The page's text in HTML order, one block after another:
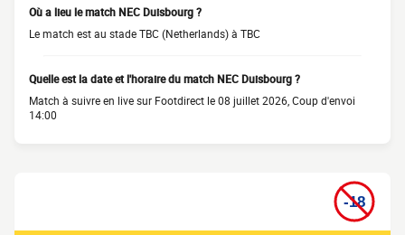
Où a lieu le match NEC Duisbourg ?
Le match est au stade TBC (Netherlands) à TBC
Quelle est la date et l'horaire du match NEC Duisbourg ?
Match à suivre en live sur Footdirect le 08 juillet 2026, Coup d'envoi
14:00